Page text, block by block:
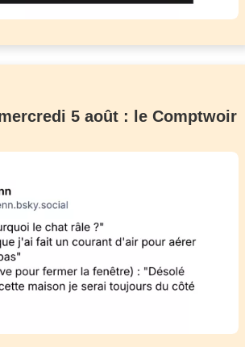
5 août : le Comptwoir